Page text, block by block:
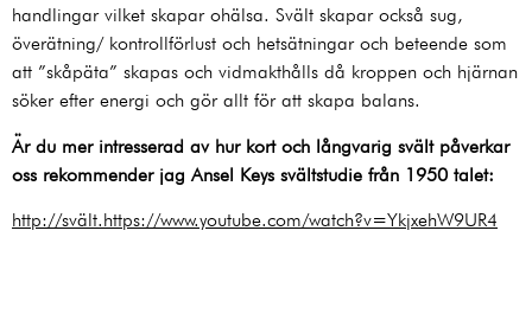
handlingar vilket skapar ohälsa. Svält skapar också sug,
överätning/ kontrollförlust och hetsätningar och beteende som
att ”skåpäta” skapas och vidmakthålls då kroppen och hjärnan
söker efter energi och gör allt för att skapa balans.
Är du mer intresserad av hur kort och långvarig svält påverkar
oss rekommender jag Ansel Keys svältstudie från 1950 talet:
http://svält.https://www.youtube.com/watch?v=YkjxehW9UR4